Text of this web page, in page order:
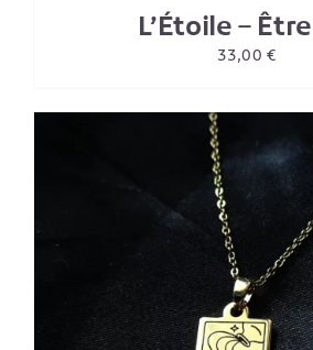
L’Étoile –
33,00€